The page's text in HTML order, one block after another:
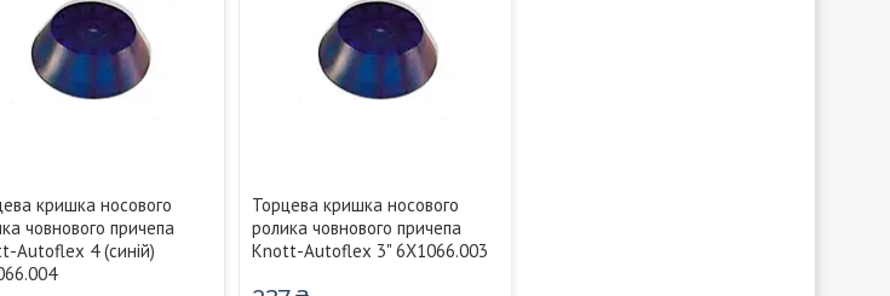
кришка носового
човнового причепа
Autoflex 4 (синій)
Торцева кришка носового
ролика човнового причепа
Knott-Autoflex 3" 6X1066.003